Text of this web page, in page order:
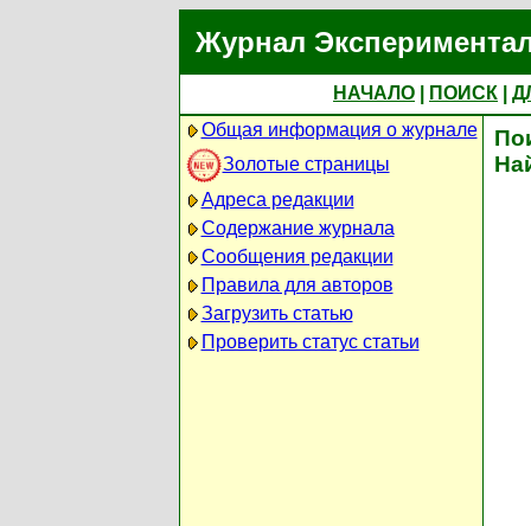
Журнал
НАЧАЛО ПОИСК
Общая информация о журнале
Золотые страницы
Адреса редакции
Содержание журнала
Сообщения редакции
Правила для авторов
Загрузить статью
Проверить статус статьи